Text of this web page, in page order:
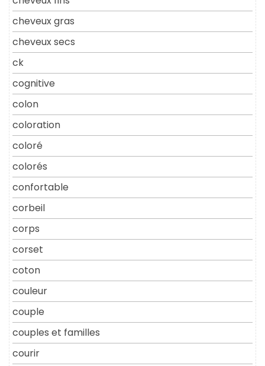
cheveux gras
cheveux secs
ck
cognitive
colon
coloration
coloré
colorés
confortable
corbeil
corps
corset
coton
couleur
couple
couples et familles
courir